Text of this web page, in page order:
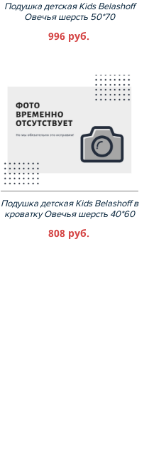
Подушка детская Kids Belashoff
Овечья шерсть 50*70
996 руб.
Подушка детская Kids Belashoff в
кроватку Овечья шерсть 40*60
808 руб.